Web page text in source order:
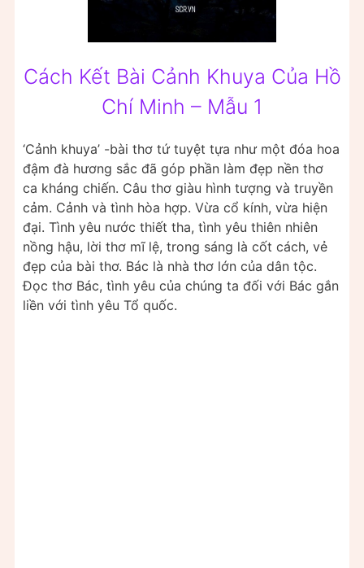
Cách Kết Bài Cảnh Khuya Của Hồ
Chí Minh – Mẫu 1
‘Cảnh khuya’ -bài thơ tứ tuyệt tựa như một đóa hoa
đậm đà hương sắc đã góp phần làm đẹp nền thơ
ca kháng chiến. Câu thơ giàu hình tượng và truyền
cảm. Cảnh và tình hòa hợp. Vừa cổ kính, vừa hiện
đại. Tình yêu nước thiết tha, tình yêu thiên nhiên
nồng hậu, lời thơ mĩ lệ, trong sáng là cốt cách, vẻ
đẹp của bài thơ. Bác là nhà thơ lớn của dân tộc.
Đọc thơ Bác, tình yêu của chúng ta đối với Bác gắn
liền với tình yêu Tổ quốc.